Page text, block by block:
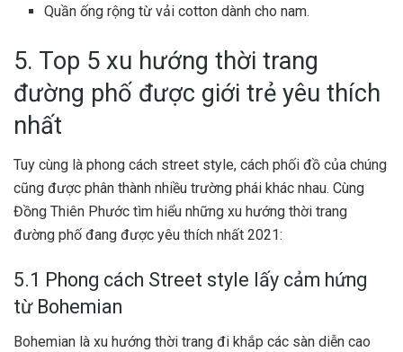
Quần ống rộng từ vải cotton dành cho nam.
5. Top 5 xu hướng thời trang
đường phố được giới trẻ yêu thích
nhất
Tuy cùng là phong cách street style, cách phối đồ của chúng
cũng được phân thành nhiều trường phái khác nhau. Cùng
Đồng Thiên Phước tìm hiểu những xu hướng thời trang
đường phố đang được yêu thích nhất 2021:
5.1 Phong cách Street style lấy cảm hứng
từ Bohemian
Bohemian là xu hướng thời trang đi khắp các sàn diễn cao